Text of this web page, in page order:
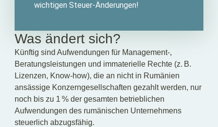
wichtigen Steuer-Änderungen!
Was ändert sich?
Künftig sind Aufwendungen für Management-,
Beratungsleistungen und immaterielle Rechte (z. B.
Lizenzen, Know-how), die an nicht in Rumänien
ansässige Konzerngesellschaften gezahlt werden, nur
noch bis zu 1 % der gesamten betrieblichen
Aufwendungen des rumänischen Unternehmens
steuerlich abzugsfähig.